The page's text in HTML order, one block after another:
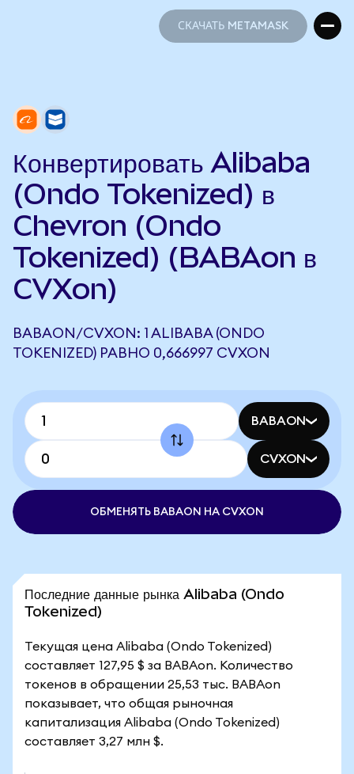
СКАЧАТЬ METAMASK
Конвертировать Alibaba
(Ondo Tokenized) в
Chevron (Ondo
Tokenized) (BABAon в
CVXon)
BABAON/CVXON: 1 ALIBABA (ONDO
TOKENIZED) РАВНО 0,666997 CVXON
BABAON
CVXON
ОБМЕНЯТЬ BABAON НА CVXON
Последние данные рынка Alibaba (Ondo
Tokenized)
Текущая цена Alibaba (Ondo Tokenized)
составляет 127,95 $ за BABAon. Количество
токенов в обращении 25,53 тыс. BABAon
показывает, что общая рыночная
капитализация Alibaba (Ondo Tokenized)
составляет 3,27 млн $.